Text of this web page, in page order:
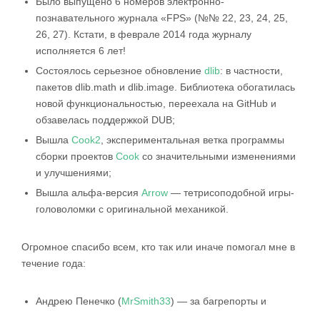
познавательного журнала «FPS» (№№ 22, 23, 24, 25,
26, 27). Кстати, в феврале 2014 года журналу
исполняется 6 лет!
Состоялось серьезное обновление dlib: в частности,
пакетов dlib.math и dlib.image. Библиотека обогатилась
новой функциональностью, переехала на GitHub и
обзавелась поддержкой DUB;
Вышла Cook2 , экспериментальная ветка программы
сборки проектов Cook со значительными изменениями
и улучшениями;
Вышла альфа-версия Arrow — тетрисоподобной игры-
головоломки с оригинальной механикой.
Огромное спасибо всем, кто так или иначе помогал мне в
течение года:
Андрею Пенечко (MrSmith33) — за багрепорты и